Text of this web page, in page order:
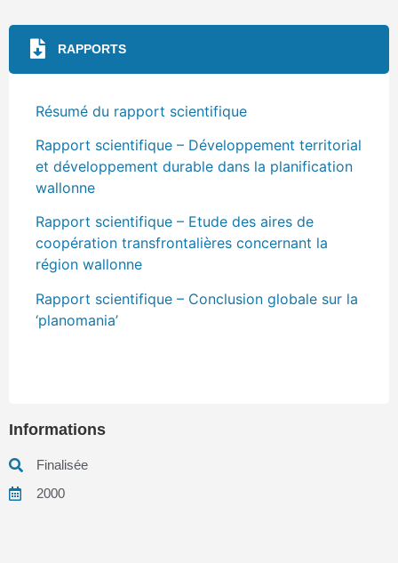
RAPPORTS
Résumé du rapport scientifique
Rapport scientifique – Développement territorial
et développement durable dans la planification
wallonne
Rapport scientifique – Etude des aires de
coopération transfrontalières concernant la
région wallonne
Rapport scientifique – Conclusion globale sur la
‘planomania’
Informations
Finalisée
2000